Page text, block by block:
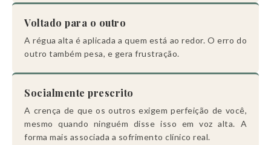
Voltado para o outro
A régua alta é aplicada a quem está ao redor. O erro do
outro também pesa, e gera frustração.
Socialmente prescrito
A crença de que os outros exigem perfeição de você,
mesmo quando ninguém disse isso em voz alta. A
forma mais associada a sofrimento clínico real.